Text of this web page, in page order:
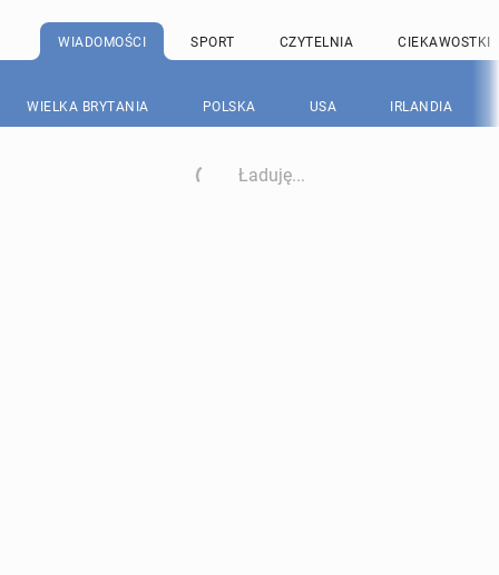
WIADOMOŚCI SPORT CZYTELNIA CIEKAWOSTKI
WIELKA BRYTANIA POLSKA USA IRLANDIA
Ładuję...